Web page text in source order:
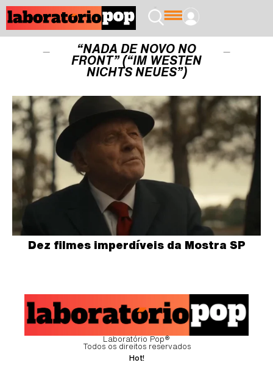
“NADA DE NOVO NO
FRONT” (“IM WESTEN
NICHTS NEUES”)
Dez filmes imperdíveis da Mostra SP
Laboratório Pop®
Todos os direitos reservados
Hot!